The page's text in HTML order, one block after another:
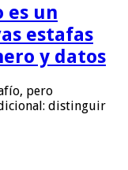
es un
estafas
y datos
pero
distinguir